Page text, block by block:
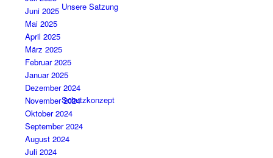
Unsere Satzung
Schutzkonzept
Juni 2025
Mai 2025
April 2025
März 2025
Februar 2025
Januar 2025
Dezember 2024
November 2024
Oktober 2024
September 2024
August 2024
Juli 2024